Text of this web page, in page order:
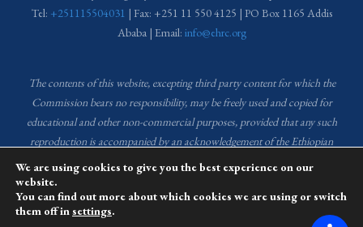
Tel: +251115504031 | Fax: +251 11 550 4125 | PO Box 1165 Addis
Ababa | Email: info@ehrc.org
The contents of this website, excepting third party content for which the
Commission bears no responsibility,may be freely used and copied for
educational and other non-commercial purposes, provided that any such
reproduction is accompanied by an acknowledgement of the Ethiopian
Human Rights Commission (EHRC). Source of images used in the content
of this website: EHRC Media and Communications Department Archive
and Creative Common License.
We are using cookies to give you the best experience on our
website.
You can find out more about which cookies we are using or switch
them off insettings.